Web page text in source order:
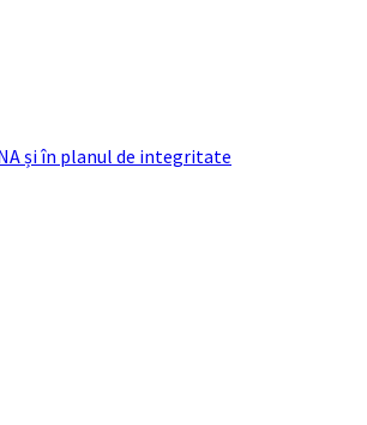
și în planul de integritate